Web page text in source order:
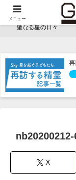
聖なる星の日々
nb20200212-
X
メニュー